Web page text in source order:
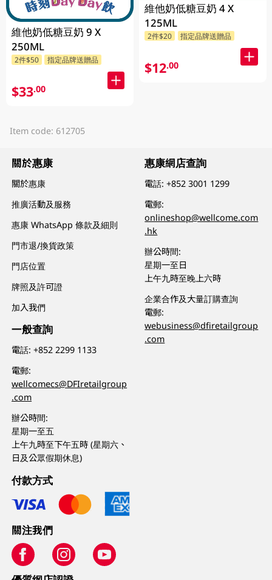
維他奶低糖豆奶 9 X
250ML
2件$50 指定品牌送贈品
$33.00
維他奶低糖豆奶 4 X
125ML
2件$20 指定品牌送贈品
$12.00
Item code: 612705
關於惠康
關於惠康
推廣活動及服務
惠康 WhatsApp 條款及細則
門市退/換貨政策
門店位置
牌照及許可證
加入我們
一般查詢
電話:+852 2299 1133
電郵:
wellcomecs@DFIretailgroup
.com
辦公時間:
星期一至五
上午九時至下午五時 (星期六、
日及公眾假期休息)
惠康網店查詢
電話:+852 3001 1299
電郵:
onlineshop@wellcome.com
.hk
辦公時間:
星期一至日
上午九時至晚上六時
企業合作及大量訂購查詢
電郵:
webusiness@dfiretailgroup
.com
付款方式
關注我們